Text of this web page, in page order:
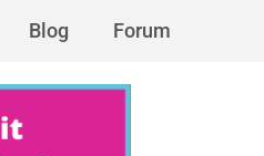
Blog Forum